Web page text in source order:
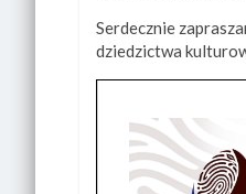
Serdecznie
dziedzictwa